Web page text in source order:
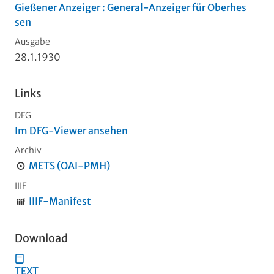
Gießener Anzeiger : General-Anzeiger für Oberhes
sen
Ausgabe
28.1.1930
Links
DFG
Im DFG-Viewer ansehen
Archiv
METS (OAI-PMH)
IIIF
IIIF-Manifest
Download
TEXT